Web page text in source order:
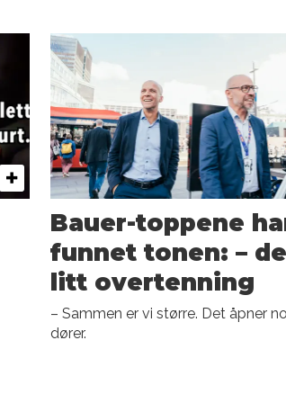
Bauer-toppene
funnet tonen: –
litt overtenning
– Sammen er vi større. Det åpner
dører.